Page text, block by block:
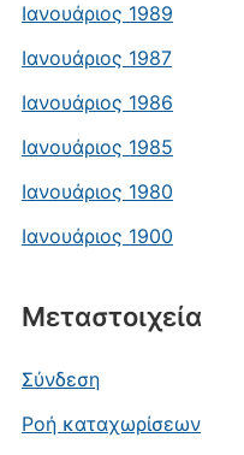
Ιανουάριος 1989
Ιανουάριος 1987
Ιανουάριος 1986
Ιανουάριος 1985
Ιανουάριος 1980
Ιανουάριος 1900
Μεταστοιχεία
Σύνδεση
Ροή καταχωρίσεων